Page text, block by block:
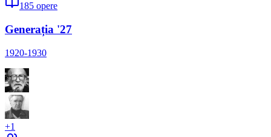
185 opere
Generația '27
1920-1930
+1